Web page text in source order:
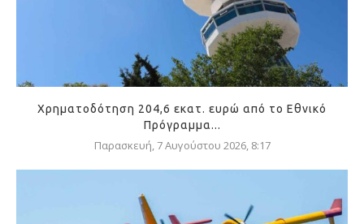
Χρηματοδότηση 204,6 εκατ. ευρώ από το Εθνικό
Πρόγραμμα...
Παρασκευή, 7 Αυγούστου 2026, 8:17